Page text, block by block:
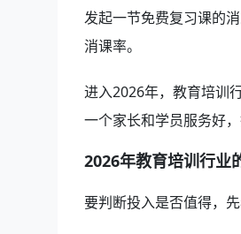
发起一节免费复习课的
消课率。
进入2026年，教育培训
一个家长和学员服务好
2026年教育培训行业
要判断投入是否值得，